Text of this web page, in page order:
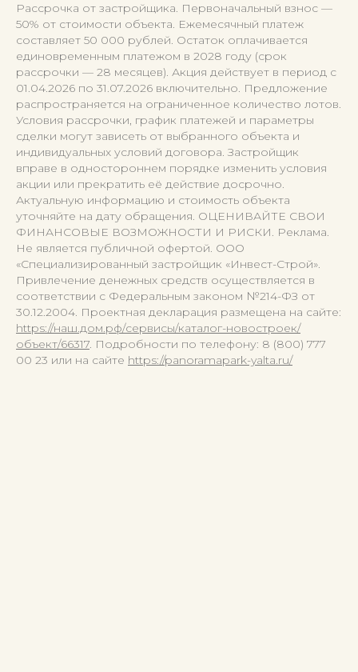
Рассрочка от застройщика. Первоначальный взнос —
50% от стоимости объекта. Ежемесячный платеж
составляет 50 000 рублей. Остаток оплачивается
единовременным платежом в 2028 году (срок
рассрочки — 28 месяцев). Акция действует в период с
01.04.2026 по 31.07.2026 включительно. Предложение
распространяется на ограниченное количество лотов.
Условия рассрочки, график платежей и параметры
сделки могут зависеть от выбранного объекта и
индивидуальных условий договора. Застройщик
вправе в одностороннем порядке изменить условия
акции или прекратить её действие досрочно.
Актуальную информацию и стоимость объекта
уточняйте на дату обращения. ОЦЕНИВАЙТЕ СВОИ
ФИНАНСОВЫЕ ВОЗМОЖНОСТИ И РИСКИ. Реклама.
Не является публичной офертой. ООО
«Специализированный застройщик «Инвест-Строй».
Привлечение денежных средств осуществляется в
соответствии с Федеральным законом №214-ФЗ от
30.12.2004. Проектная декларация размещена на сайте:
https://наш.дом.рф/сервисы/каталог-новостроек/
объект/66317. Подробности по телефону: 8 (800) 777
00 23 или на сайте https://panoramapark-yalta.ru/